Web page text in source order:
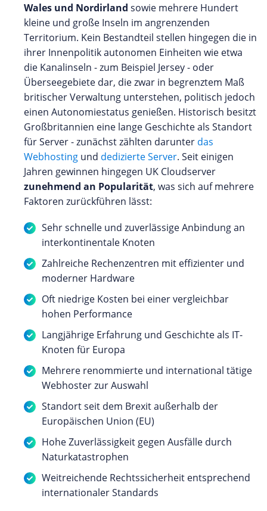
Wales und Nordirland sowie mehrere Hundert
kleine und große Inseln im angrenzenden
Territorium. Kein Bestandteil stellen hingegen die in
ihrer Innenpolitik autonomen Einheiten wie etwa
die Kanalinseln - zum Beispiel Jersey - oder
Überseegebiete dar, die zwar in begrenztem Maß
britischer Verwaltung unterstehen, politisch jedoch
einen Autonomiestatus genießen. Historisch besitzt
Großbritannien eine lange Geschichte als Standort
für Server - zunächst zählten darunter das
Webhosting und dedizierte Server. Seit einigen
Jahren gewinnen hingegen UK Cloudserver
zunehmend an Popularität, was sich auf mehrere
Faktoren zurückführen lässt:
Sehr schnelle und zuverlässige Anbindung an
interkontinentale Knoten
Zahlreiche Rechenzentren mit effizienter und
moderner Hardware
Oft niedrige Kosten bei einer vergleichbar
hohen Performance
Langjährige Erfahrung und Geschichte als IT-
Knoten für Europa
Mehrere renommierte und international tätige
Webhoster zur Auswahl
Standort seit dem Brexit außerhalb der
Europäischen Union (EU)
Hohe Zuverlässigkeit gegen Ausfälle durch
Naturkatastrophen
Weitreichende Rechtssicherheit entsprechend
internationaler Standards